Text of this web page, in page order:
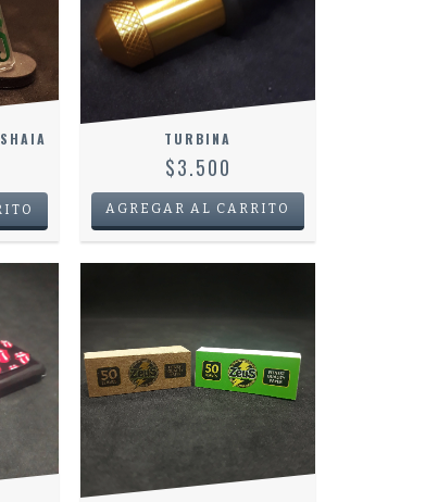
TURBINA
$3.500
AGREGAR AL CARRITO